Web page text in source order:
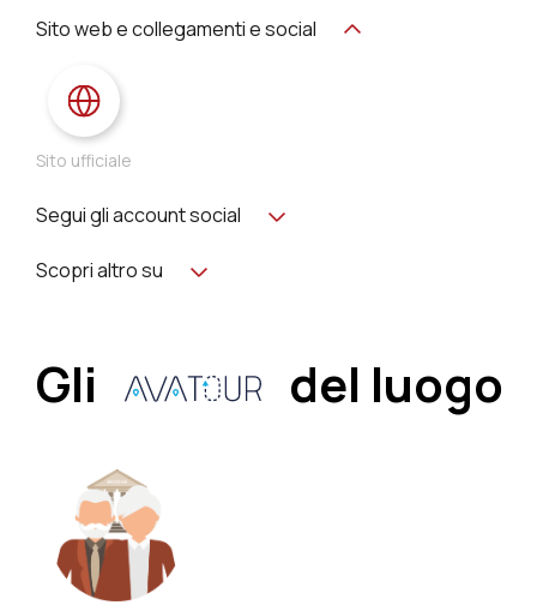
Gli del luogo
Sito web e collegamenti e social
Sito ufficiale
Segui gli account social
Scopri altro su